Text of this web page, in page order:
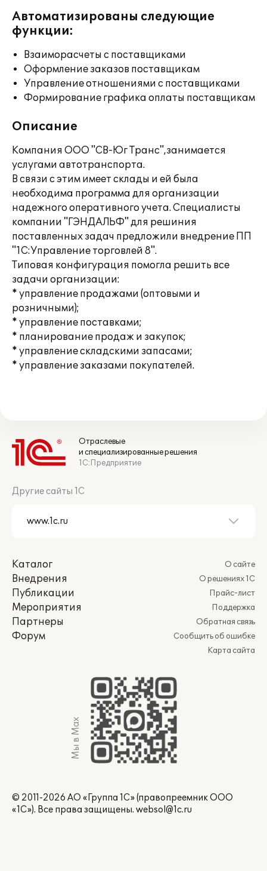
Автоматизированы следующие
функции:
Взаиморасчеты с поставщиками
Оформление заказов поставщикам
Управление отношениями с поставщиками
Формирование графика оплаты поставщикам
Описание
Компания ООО "СВ-Юг Транс",занимается
услугами автотранспорта.
В связи с этим имеет склады и ей была
необходима программа для организации
надежного оперативного учета. Специалисты
компании "ГЭНДАЛЬФ" для решиния
поставленных задач предложили внедрение ПП
"1С:Управление торговлей 8".
Типовая конфигурация помогла решить все
задачи организации:
* управление продажами (оптовыми и
розничными);
* управление поставками;
* планирование продаж и закупок;
* управление складскими запасами;
* управление заказами покупателей.
Отраслевые
и специализированные решения
1С:Предприятие
Другие сайты 1С
Каталог
Внедрения
Публикации
Мероприятия
Партнеры
Форум
О сайте
О решениях 1С
Прайс-лист
Поддержка
Обратная связь
Сообщить об ошибке
Карта сайта
Мы в Max
© 2011-2026 АО «Группа 1С» (правопреемник ООО
«1С»). Все права защищены. websol@1c.ru